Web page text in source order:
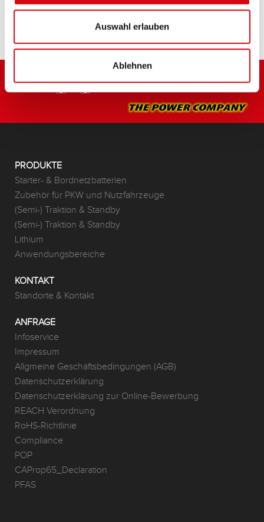
Auswahl erlauben
Ablehnen
PRODUKTE
Starter- & Bordnetzbatterien
Zubehör für PKW und Nutzfahrzeuge
(Semi-) Traktion & Standby
(Semi-) Traktion & Standby
Lithium
Anwendungsbereiche
KONTAKT
Standorte & Kontakt
ANFRAGE
Infoservice
Impressum
Allgmeine Geschäftsbedingungen (AGB)
Datenschutzerklärung
Datenschutzerklärung zur Online-Bewerbung
REACH Verordnung
RoHS-Richtlinie
Compliance
POP
CAProp65_Declaration
PFAS